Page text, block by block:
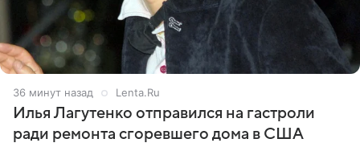
36 минут назад Lenta.Ru
Илья Лагутенко отправился на гастроли
ради ремонта сгоревшего дома в США